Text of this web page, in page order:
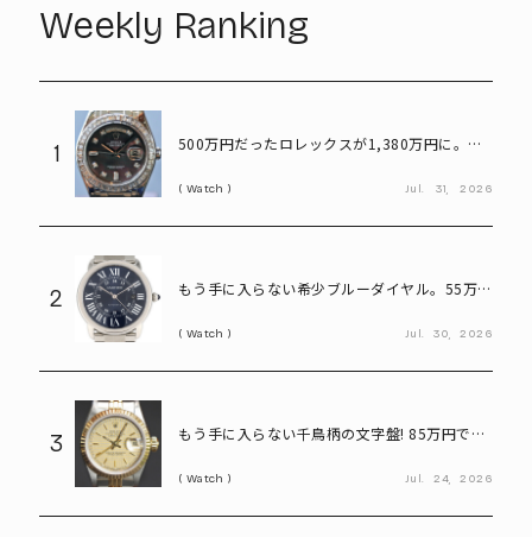
Weekly Ranking
1
500万円だったロレックスが1,380万円に。プ
Watch Jul. 31, 2026
2
もう手に入らない希少ブルーダイヤル。55万円
Watch Jul. 30, 2026
3
もう手に入らない千鳥柄の文字盤! 85万円で買
Ref.69173」
Watch Jul. 24, 2026